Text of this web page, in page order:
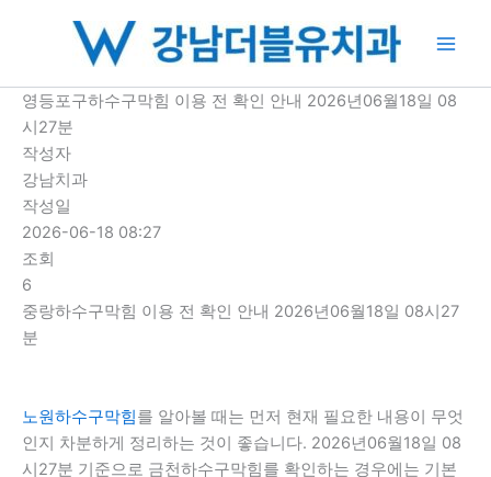
로 영등포구하수구막힘 이용 전 확인 안내 2026년06월18일 08
시27분
작성자
강남치과
작성일
2026-06-18 08:27
조회
6
중랑하수구막힘 이용 전 확인 안내 2026년06월18일 08시27
분
노원하수구막힘를 알아볼 때는 먼저 현재 필요한 내용이 무엇
인지 차분하게 정리하는 것이 좋습니다. 2026년06월18일 08
시27분 기준으로 금천하수구막힘를 확인하는 경우에는 기본